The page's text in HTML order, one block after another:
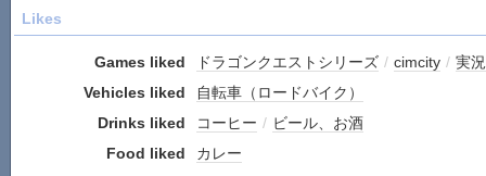
Likes
Games liked ドラゴンクエストシリーズ / cimcity / 実
Vehicles liked
自転車（ロードバイク）
Drinks liked
コーヒー / ビール、お酒
Food liked
カレー